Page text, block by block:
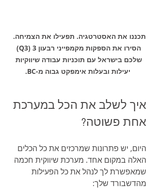
תכננו את האסטרטגיה. תפעילו את הצמיחה.
הסירו את הספקות מקמפייני רבעון 3 (Q3)
שלכם בישראל עם תוכניות עבודה שיווקיות
יעילות ובעלות אימפקט גבוה מ-BC.
איך לשלב את הכל במערכת
אחת פשוטה?
היום, יש פתרונות שמרכזים את כל הכלים
האלה במקום אחד. מערכת שיווקית חכמה
שמאפשרת לך לנהל את כל הפעילות
מהדשבורד שלך: